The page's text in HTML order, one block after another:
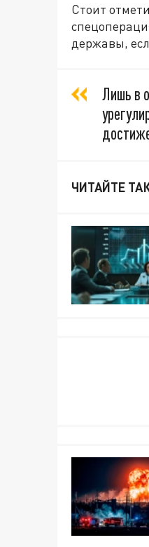
Стоит
державы,
Лишь в
ЧИТАЙТЕ